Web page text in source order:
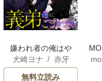
嫌われ者の俺はや
り直しの世界で義
弟達にごまをする
犬崎ヨナ / 赤牙
無料立読み